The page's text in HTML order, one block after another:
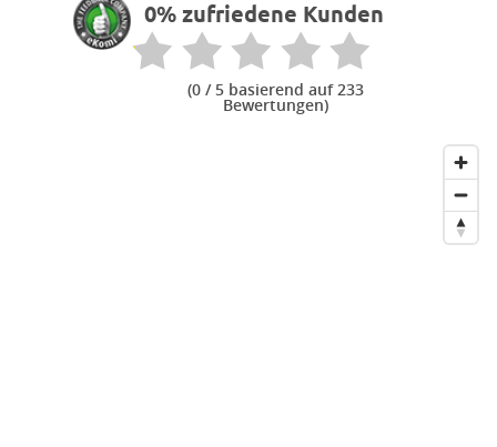
0% zufriedene Kunden
(0/ 5 basierend auf 233
Bewertungen)